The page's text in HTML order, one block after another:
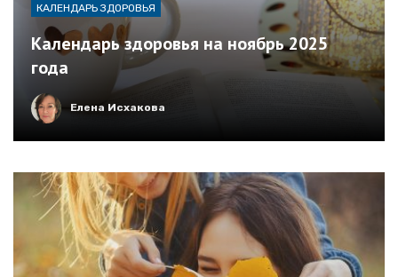
КАЛЕНДАРЬ ЗДОРОВЬЯ
Календарь здоровья на ноябрь 2025
года
Елена Исхакова